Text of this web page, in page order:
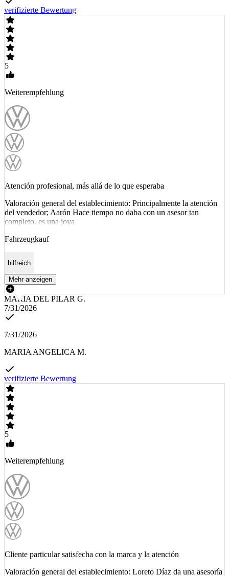
verifizierte Bewertung
5
Weiterempfehlung
Atención profesional, más allá de lo que esperaba
Valoración general del establecimiento: Principalmente la atención
del vendedor; Aarón Hace tiempo no daba con un asesor tan
completo. es una joya
Fahrzeugkauf
hilfreich
Mehr anzeigen
MARIA DEL PILAR G.
7/31/2026
7/31/2026
MARIA ANGELICA M.
verifizierte Bewertung
5
Weiterempfehlung
Cliente particular satisfecha con la marca y la atención
Valoración general del establecimiento: Loreto Díaz da una asesoría